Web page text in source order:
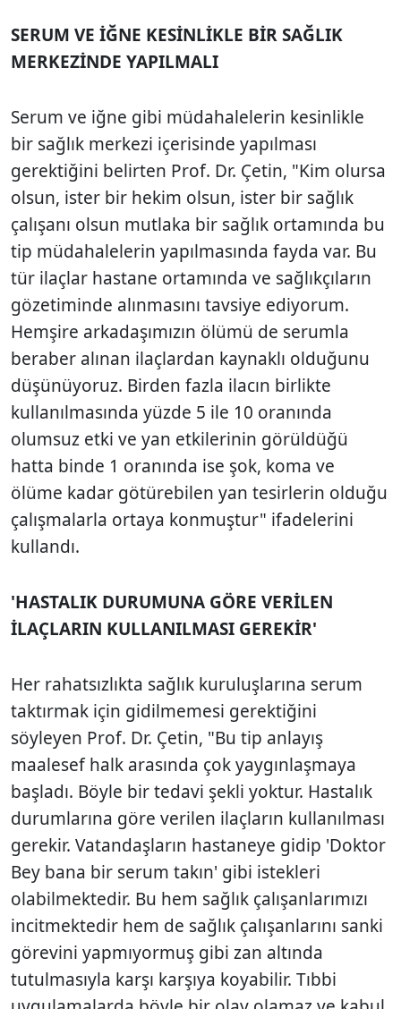
SERUM VE İĞNE KESİNLİKLE BİR SAĞLIK
MERKEZİNDE YAPILMALI
Serum ve iğne gibi müdahalelerin kesinlikle
bir sağlık merkezi içerisinde yapılması
gerektiğini belirten Prof. Dr. Çetin, "Kim olursa
olsun, ister bir hekim olsun, ister bir sağlık
çalışanı olsun mutlaka bir sağlık ortamında bu
tip müdahalelerin yapılmasında fayda var. Bu
tür ilaçlar hastane ortamında ve sağlıkçıların
gözetiminde alınmasını tavsiye ediyorum.
Hemşire arkadaşımızın ölümü de serumla
beraber alınan ilaçlardan kaynaklı olduğunu
düşünüyoruz. Birden fazla ilacın birlikte
kullanılmasında yüzde 5 ile 10 oranında
olumsuz etki ve yan etkilerinin görüldüğü
hatta binde 1 oranında ise şok, koma ve
ölüme kadar götürebilen yan tesirlerin olduğu
çalışmalarla ortaya konmuştur" ifadelerini
kullandı.
'HASTALIK DURUMUNA GÖRE VERİLEN
İLAÇLARIN KULLANILMASI GEREKİR'
Her rahatsızlıkta sağlık kuruluşlarına serum
taktırmak için gidilmemesi gerektiğini
söyleyen Prof. Dr. Çetin, "Bu tip anlayış
maalesef halk arasında çok yaygınlaşmaya
başladı. Böyle bir tedavi şekli yoktur. Hastalık
durumlarına göre verilen ilaçların kullanılması
gerekir. Vatandaşların hastaneye gidip 'Doktor
Bey bana bir serum takın' gibi istekleri
olabilmektedir. Bu hem sağlık çalışanlarımızı
incitmektedir hem de sağlık çalışanlarını sanki
görevini yapmıyormuş gibi zan altında
tutulmasıyla karşı karşıya koyabilir. Tıbbi